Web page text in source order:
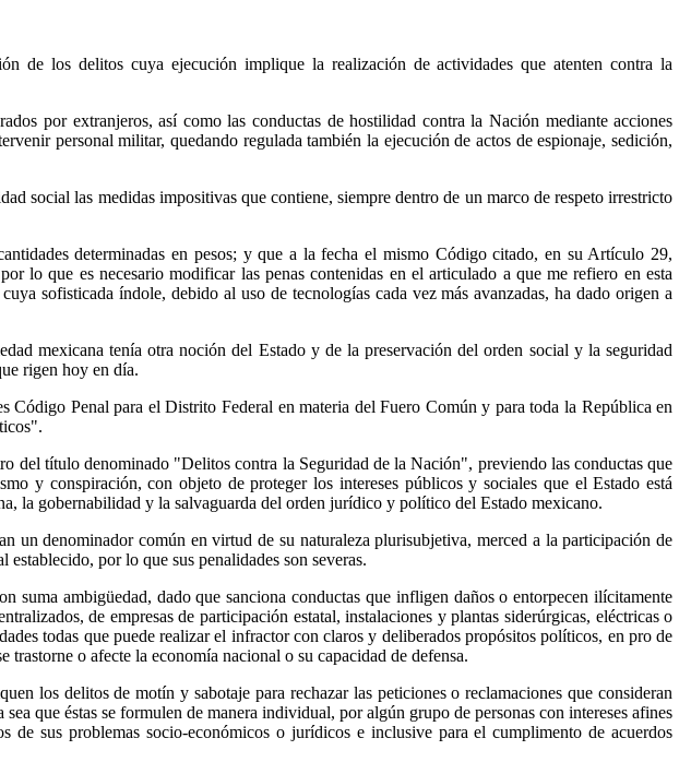
los delitos cuya ejecución implique la realización de actividades que atenten contra la
por extranjeros, así como las conductas de hostilidad contra la Nación mediante acciones
personal militar, quedando regulada también la ejecución de actos de espionaje, sedición,
social las medidas impositivas que contiene, siempre dentro de un marco de respeto irrestricto
determinadas en pesos; y que a la fecha el mismo Código citado, en su Artículo 29,
lo que es necesario modificar las penas contenidas en el articulado a que me refiero en esta
sofisticada índole, debido al uso de tecnologías cada vez más avanzadas, ha dado origen a
mexicana tenía otra noción del Estado y de la preservación del orden social y la seguridad
rigen hoy en día.
Código Penal para el Distrito Federal en materia del Fuero Común y para toda la República en
del título denominado "Delitos contra la Seguridad de la Nación", previendo las conductas que
y conspiración, con objeto de proteger los intereses públicos y sociales que el Estado está
la gobernabilidad y la salvaguarda del orden jurídico y político del Estado mexicano.
denominador común en virtud de su naturaleza plurisubjetiva, merced a la participación de
por lo que sus penalidades son severas.
ambigüedad, dado que sanciona conductas que infligen daños o entorpecen ilícitamente
de empresas de participación estatal, instalaciones y plantas siderúrgicas, eléctricas o
todas que puede realizar el infractor con claros y deliberados propósitos políticos, en pro de
o afecte la economía nacional o su capacidad de defensa.
los delitos de motín y sabotaje para rechazar las peticiones o reclamaciones que consideran
que éstas se formulen de manera individual, por algún grupo de personas con intereses afines
de sus problemas socio-económicos o jurídicos e inclusive para el cumplimento de acuerdos